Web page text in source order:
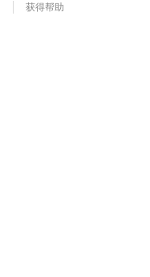
获得帮助